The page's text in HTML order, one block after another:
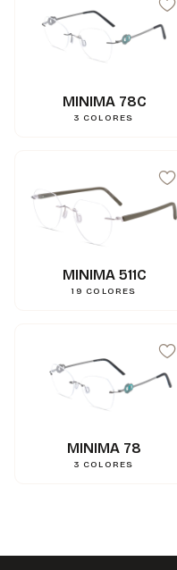
mm
mm
0.000000
MINIMA 78C
3 COLORES
MINIMA 511C
19 COLORES
MINIMA 78
3 COLORES